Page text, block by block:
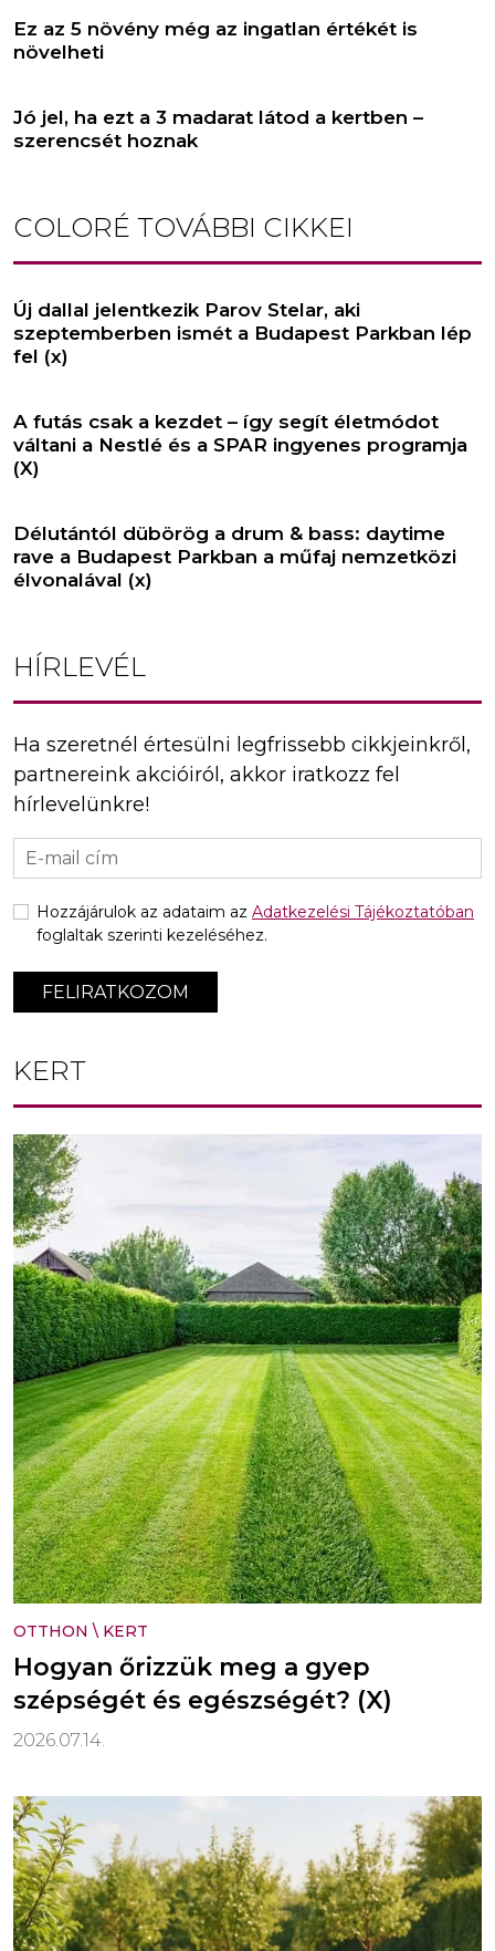
Ez az 5 növény még az ingatlan értékét is
növelheti
Jó jel, ha ezt a 3 madarat látod a kertben –
szerencsét hoznak
COLORÉ TOVÁBBI CIKKEI
Új dallal jelentkezik Parov Stelar, aki
szeptemberben ismét a Budapest Parkban lép
fel (x)
A futás csak a kezdet – így segít életmódot
váltani a Nestlé és a SPAR ingyenes programja
(X)
Délutántól dübörög a drum & bass: daytime
rave a Budapest Parkban a műfaj nemzetközi
élvonalával (x)
HÍRLEVÉL
Ha szeretnél értesülni legfrissebb cikkjeinkről,
partnereink akcióiról, akkor iratkozz fel
hírlevelünkre!
FELIRATKOZOM
Hozzájárulok az adataim az Adatkezelési Tájékoztatóban
foglaltak szerinti kezeléséhez.
KERT
OTTHON \ KERT
Hogyan őrizzük meg a gyep
szépségét és egészségét? (X)
2026.07.14.